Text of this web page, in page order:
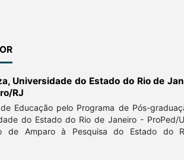
Universidade do Estado do Rio de
RJ
Educação pelo Programa de Pós-
do Estado do Rio de Janeiro - ProPed/
de Amparo à Pesquisa do Estado do